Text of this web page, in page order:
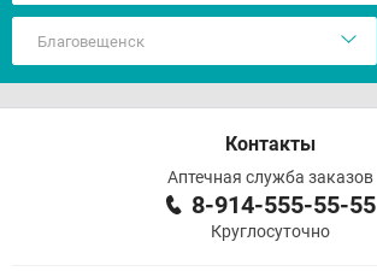
Контакты
Аптечная служба заказов
8-914-555-55-55
Круглосуточно